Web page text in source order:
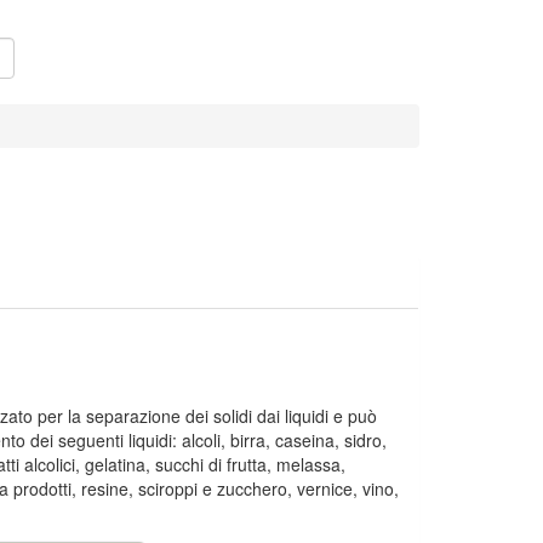
per la separazione dei solidi dai liquidi e può
dei seguenti liquidi: alcoli, birra, caseina, sidro,
alcolici, gelatina, succhi di frutta, melassa,
prodotti, resine, sciroppi e zucchero, vernice, vino,